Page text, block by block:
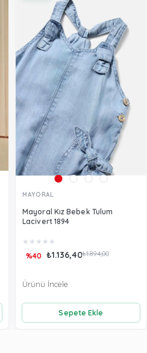
MAYORAL
Mayoral Kız Bebek Tulum
Lacivert 1894
★ ★ ★ ★ ★
₺1.136,40₺1.894,00
%40
Sepete Ekle
Ürünü İncele